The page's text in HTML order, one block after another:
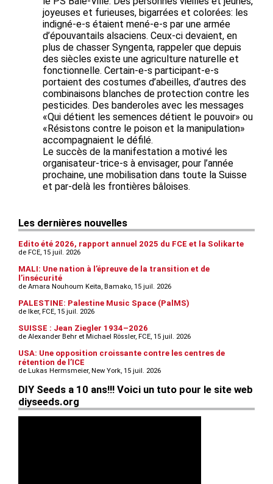
joyeuses et furieuses, bigarrées et colorées: les
indigné-e-s étaient mené-e-s par une armée
d’épouvantails alsaciens. Ceux-ci devaient, en
plus de chasser Syngenta, rappeler que depuis
des siècles existe une agriculture naturelle et
fonctionnelle. Certain-e-s participant-e-s
portaient des costumes d’abeilles, d’autres des
combinaisons blanches de protection contre les
pesticides. Des banderoles avec les messages
«Qui détient les semences détient le pouvoir» ou
«Résistons contre le poison et la manipulation»
accompagnaient le défilé.
Le succès de la manifestation a motivé les
organisateur-trice-s à envisager, pour l’année
prochaine, une mobilisation dans toute la Suisse
et par-delà les frontières bâloises.